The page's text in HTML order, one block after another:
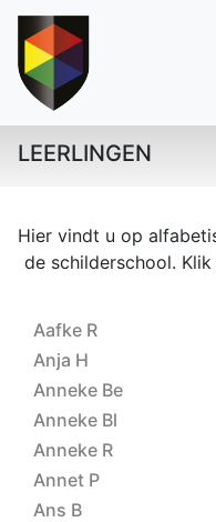
LEERLINGEN
Hier vindt u op
de schilderschool.
Aafke R
Anja H
Anneke Be
Anneke Bl
Anneke R
Annet P
Ans B